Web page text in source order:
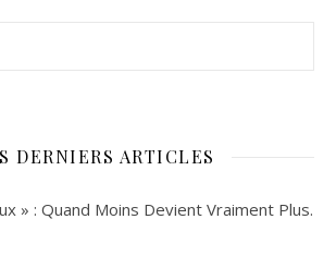
DERNIERS ARTICLES
» : Quand Moins Devient Vraiment Plus.